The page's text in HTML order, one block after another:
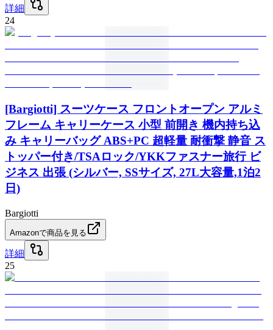
詳細
24
[Bargiotti] スーツケース フロントオープン アルミ
フレーム キャリーケース 小型 前開き 機内持ち込
み キャリーバッグ ABS+PC 超軽量 耐衝撃 静音 ス
トッパー付き/TSAロック/YKKファスナー旅行 ビ
ジネス 出張 (シルバー, SSサイズ, 27L大容量,1泊2
日)
Bargiotti
Amazonで商品を見る
詳細
25